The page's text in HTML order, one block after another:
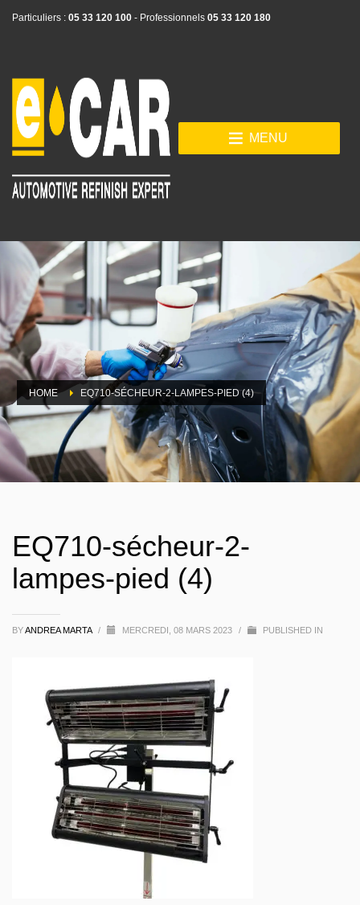
Particuliers : 05 33 120 100 - Professionnels 05 33 120 180
MENU
HOME EQ710-SÉCHEUR-2-LAMPES-PIED (4)
EQ710-sécheur-2-
lampes-pied (4)
BYANDREA MARTA / MERCREDI, 08 MARS 2023 / PUBLISHED IN